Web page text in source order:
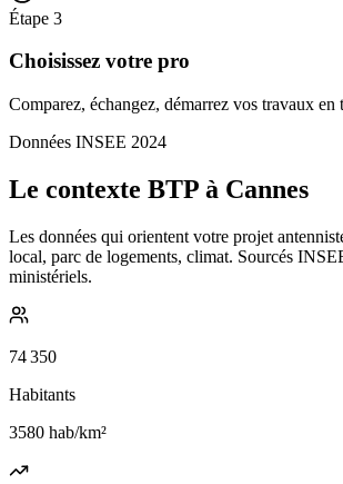
Étape 3
Choisissez votre pro
Comparez, échangez, démarrez vos travaux en
Données INSEE 2024
Le contexte BTP à Cannes
Les données qui orientent votre projet
local, parc de logements, climat. Sourcés
ministériels.
74 350
Habitants
3580 hab/km²